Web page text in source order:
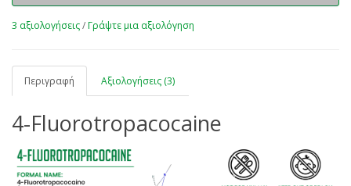
3 αξιολογήσεις/Γράψτε μια αξιολόγηση
Περιγραφή Αξιολογήσεις (3)
4-Fluorotropacocaine